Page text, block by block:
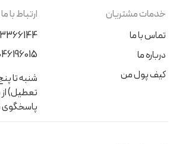
خدمات مشتریان
تماس با ما
درباره ما
کیف پول من
ارتباط با ما
شنبه تا